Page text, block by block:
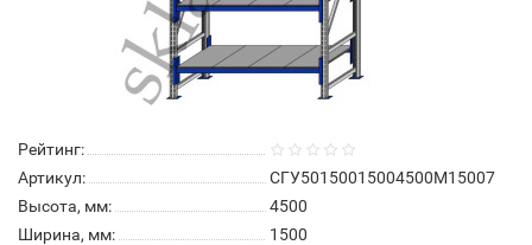
Рейтинг:
Артикул:
СГУ50150015004500М15007
Высота, мм:
4500
Ширина, мм:
1500